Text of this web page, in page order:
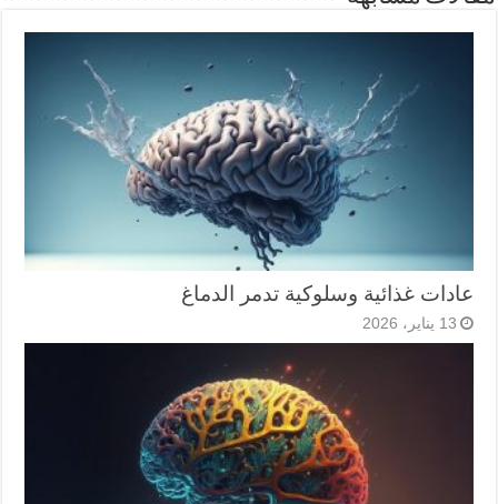
عادات غذائية وسلوكية تدمر الدماغ
13 يناير، 2026